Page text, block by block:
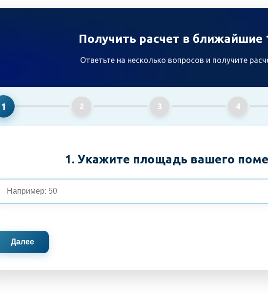
Получить расчет в ближайшие
Ответьте на несколько вопросов и получите
1 2 3 4
1. Укажите площадь вашего
Далее